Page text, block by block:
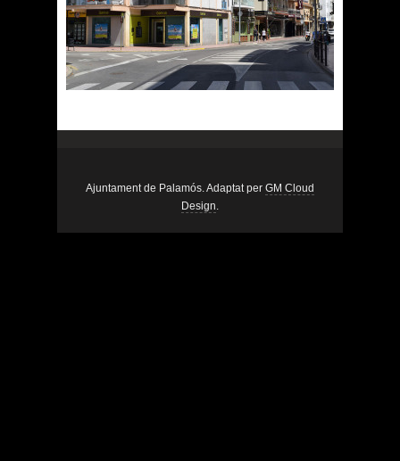
Ajuntament de Palamós. Adaptat per GM Cloud
Design.